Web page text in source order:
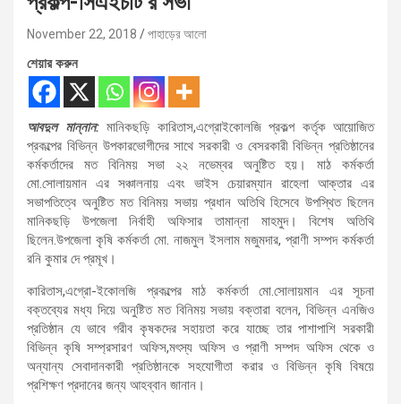
November 22, 2018 পাহাড়ের আলো
শেয়ার করুন
আবদুল মান্নান:মানিকছড়ি কারিতাস,এগ্রোইকোলজি প্রকল্প কর্তৃক আয়োজিত
প্রকল্পের বিভিন্ন উপকারভোগীদের সাথে সরকারী ও বেসরকারী বিভিন্ন প্রতিষ্ঠানের
কর্মকর্তাদের মত বিনিময় সভা ২২ নভেম্বর অনুষ্টিত হয়। মাঠ কর্মকর্তা
মো.সোলায়মান এর সঞ্চালনায় এবং ভাইস চেয়ারম্যান রাহেলা আক্তার এর
সভাপতিত্বে অনুষ্টিত মত বিনিময় সভায় প্রধান অতিথি হিসেবে উপস্থিত ছিলেন
মানিকছড়ি উপজেলা নির্বাহী অফিসার তামান্না মাহমুদ। বিশেষ অতিথি
ছিলেন.উপজেলা কৃষি কর্মকর্তা মো. নাজমুল ইসলাম মজুমদার, প্রাণী সম্পদ কর্মকর্তা
রনি কুমার দে প্রমূখ।
কারিতাস,এগ্রো-ইকোলজি প্রকল্পের মাঠ কর্মকর্তা মো.সোলায়মান এর সূচনা
বক্তব্যের মধ্য দিয়ে অনুষ্টিত মত বিনিময় সভায় বক্তারা বলেন, বিভিন্ন এনজিও
প্রতিষ্ঠান যে ভাবে গরীব কৃষকদের সহায়তা করে যাচ্ছে তার পাশাপাশি সরকারী
বিভিন্ন কৃষি সম্প্রসারণ অফিস,মৎস্য অফিস ও প্রাণী সম্পদ অফিস থেকে ও
অন্যান্য সেবাদানকারী প্রতিষ্ঠানকে সহযোগীতা করার ও বিভিন্ন কৃষি বিষয়ে
প্রশিক্ষণ প্রদানের জন্য আহব্বান জানান।